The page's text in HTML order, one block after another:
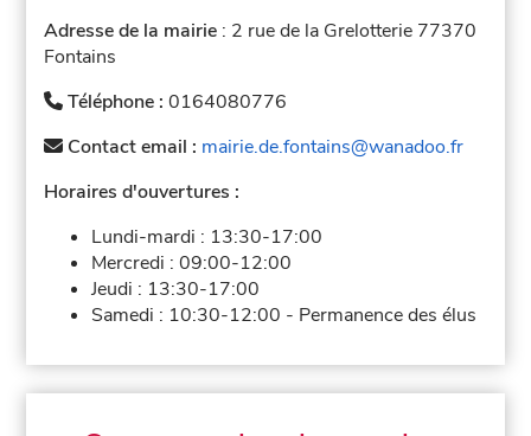
Adresse de la mairie : 2 rue de la Grelotterie 77370
Fontains
Téléphone :0164080776
Contact email : mairie.de.fontains@wanadoo.fr
Horaires d'ouvertures :
Lundi-mardi : 13:30-17:00
Mercredi :09:00-12:00
Jeudi : 13:30-17:00
Samedi : 10:30-12:00 - Permanence des élus